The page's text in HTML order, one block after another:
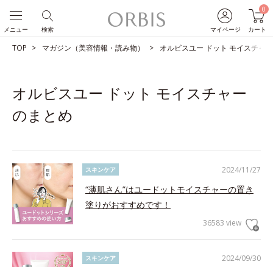
マイページ
0
カート
検索
メニュー
TOP マガジン（美容情報・読み物） オルビスユー ドット モイスチャ
オルビスユー ドット モイスチャー
のまとめ
2024/11/27
スキンケア
“薄肌さん”はユードットモイスチャーの置き
塗りがおすすめです！
36583 view
2024/09/30
スキンケア